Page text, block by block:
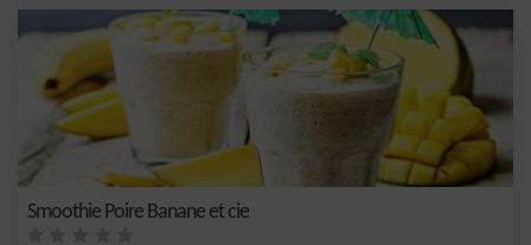
Smoothie Poire Banane et cie